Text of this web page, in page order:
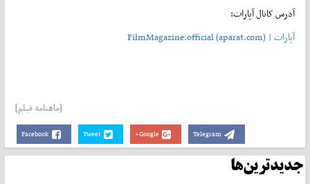
آدرس کانال آپارات:
آپارات | FilmMagazine.official (aparat.com)
[ماهنامه فیلم]
Facebook Tweet Google+ Telegram
جدیدترین‌ها